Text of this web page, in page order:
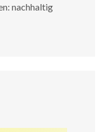
nachhaltig